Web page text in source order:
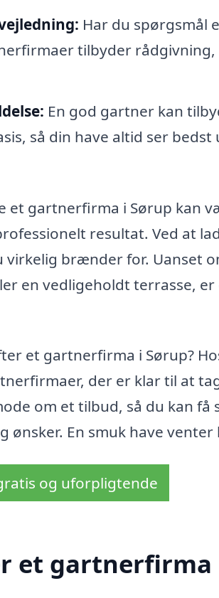
Har du spørgsmål
tilbyder
En god gartner kan
så din have altid ser
et gartnerfirma i Sørup kan
resultat. Ved at
brænder for. Uanset
en vedligeholdt terrasse,
et gartnerfirma i Sørup?
der er klar til at
om et tilbud, så du kan
ønsker. En smuk have
og uforpligtende
et gartnerfirma